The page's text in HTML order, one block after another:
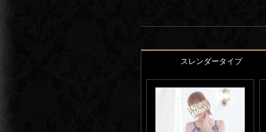
スレンダータイプ